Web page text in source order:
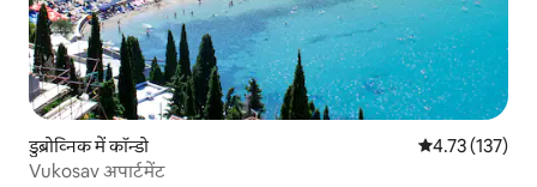
डुब्रोव्निक में कॉन्डो औसत रेटिंग 5 में से
4.73 (137)
Vukosav अपार्टमेंट